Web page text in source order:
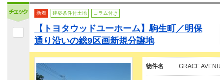
新着 建築条件付土地 コラム付き
【トヨタウッドユーホーム】駒生町／明保
通り沿いの総9区画新規分譲地
物件名 GRACE